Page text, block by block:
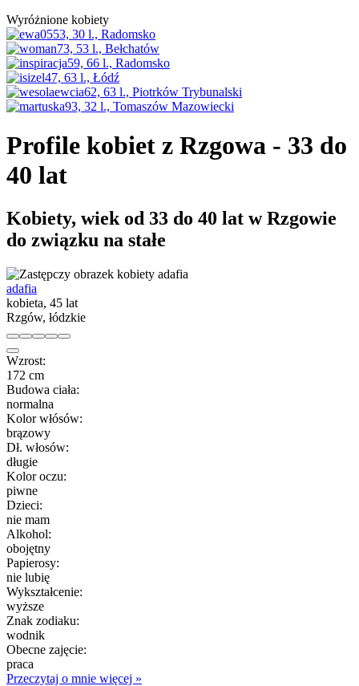
Wyróżnione kobiety
Profile kobiet z Rzgowa - 33 do
40 lat
Kobiety, wiek od 33 do 40 lat w Rzgowie
do związku na stałe
adafia
kobieta, 45 lat
Rzgów, łódzkie
Wzrost:
172 cm
Budowa ciała:
normalna
Kolor włósów:
brązowy
Dł. włosów:
długie
Kolor oczu:
piwne
Dzieci:
nie mam
Alkohol:
obojętny
Papierosy:
nie lubię
Wykształcenie:
wyższe
Znak zodiaku:
wodnik
Obecne zajęcie:
praca
Przeczytaj o mnie więcej »